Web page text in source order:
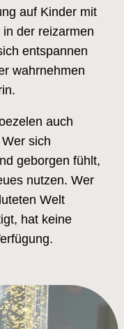
auf Kinder mit
der reizarmen
entspannen
wahrnehmen
auch
sich
geborgen fühlt,
nutzen. Wer
Welt
hat keine